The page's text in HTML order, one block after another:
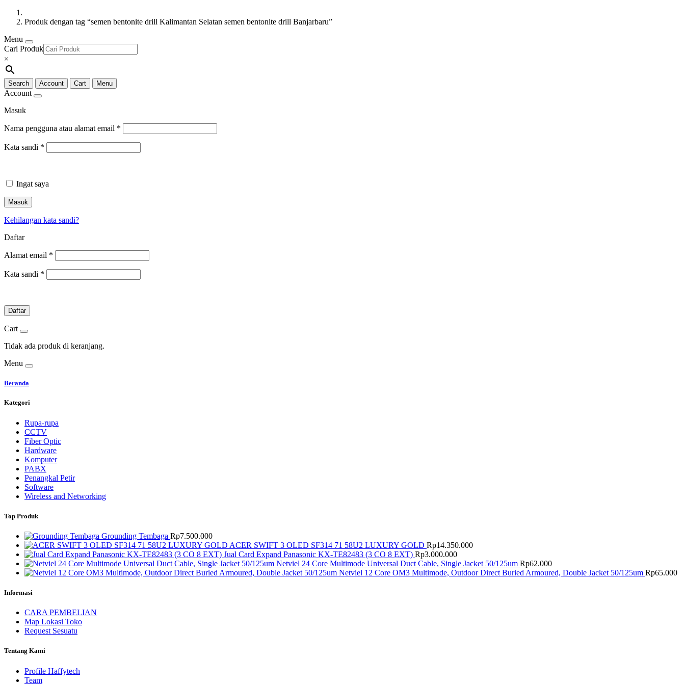
Produk dengan tag “semen bentonite drill Kalimantan Selatan semen bentonite drill Banjarbaru”
Menu
Cari Produk
×
Search Account Cart Menu
Account
Masuk
Nama pengguna atau alamat email *
Kata sandi *
Ingat saya
Masuk
Kehilangan kata sandi?
Daftar
Alamat email *
Kata sandi *
Daftar
Cart
Tidak ada produk di keranjang.
Menu
Beranda
Kategori
Rupa-rupa
CCTV
Fiber Optic
Hardware
Komputer
PABX
Penangkal Petir
Software
Wireless and Networking
Top Produk
Grounding Tembaga Rp7.500.000
ACER SWIFT 3 OLED SF314 71 58U2 LUXURY GOLD Rp14.350.000
Jual Card Expand Panasonic KX-TE82483 (3 CO 8 EXT) Rp3.000.000
Netviel 24 Core Multimode Universal Duct Cable, Single Jacket 50/125um Rp62.000
Netviel 12 Core OM3 Multimode, Outdoor Direct Buried Armoured, Double Jacket 50/125um Rp65.000
Informasi
CARA PEMBELIAN
Map Lokasi Toko
Request Sesuatu
Tentang Kami
Profile Haffytech
Team